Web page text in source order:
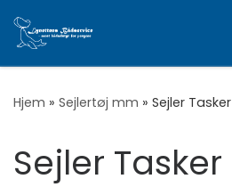
Vis hele indholdet
Hjem » Sejlertøj mm » Sejler Tasker
Sejler Tasker